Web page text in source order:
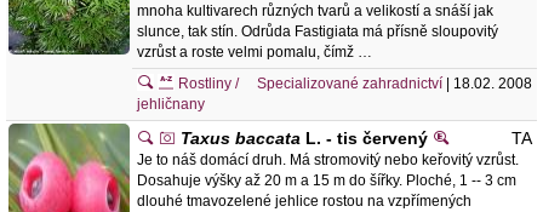
mnoha kultivarech různých tvarů a velikostí a snáší jak
slunce, tak stín. Odrůda Fastigiata má přísně sloupovitý
vzrůst a roste velmi pomalu, čímž …
Specializované zahradnictví | 18.02. 2008
Rostliny /
jehličnany
Taxus baccata L. - tis červený TA
Je to náš domácí druh. Má stromovitý nebo keřovitý vzrůst.
Dosahuje výšky až 20 m a 15 m do šířky. Ploché, 1 -- 3 cm
dlouhé tmavozelené jehlice rostou na vzpřímených